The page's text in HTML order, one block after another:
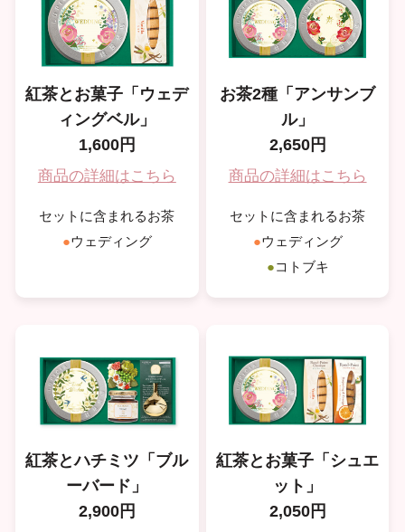
紅茶とお菓子「ウェデ
ィングベル」
1,600円
商品の詳細はこちら
セットに含まれるお茶
●ウェディング
お茶2種「アンサンブ
ル」
2,650円
商品の詳細はこちら
セットに含まれるお茶
●ウェディング
●コトブキ
紅茶とハチミツ「ブル
ーバード」
2,900円
紅茶とお菓子「シュエ
ット」
2,050円